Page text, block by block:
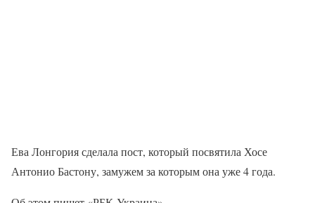
Ева Лонгория сделала пост, который посвятила Хосе
Антонио Бастону, замужем за которым она уже 4 года.